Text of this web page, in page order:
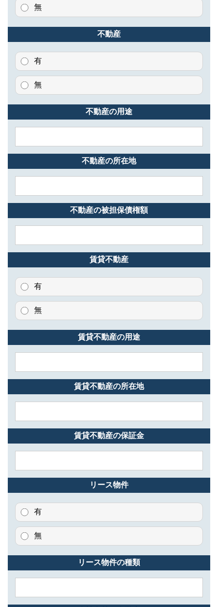
無
不動産
有
無
不動産の用途
不動産の所在地
不動産の被担保債権額
賃貸不動産
有
無
賃貸不動産の用途
賃貸不動産の所在地
賃貸不動産の保証金
リース物件
有
無
リース物件の種類